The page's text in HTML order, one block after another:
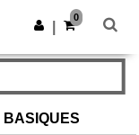
Obtenir l'appli
0
BASIQUES